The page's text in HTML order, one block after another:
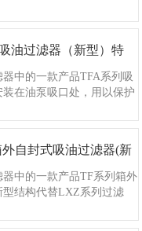
大阻力小，并设…
油过滤器（新型）特
中的一款产品TFA系列吸
在油泵吸口处，用以保护
。​本过滤器…
自封式吸油过滤器(新
中的一款产品TF系列箱外
型结构代替LXZ系列过滤
护油泵及…